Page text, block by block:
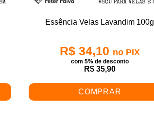
Essência Velas Lavandim 100g
R$ 34,10 no PIX
com 5% de desconto
R$ 35,90
COMPRAR